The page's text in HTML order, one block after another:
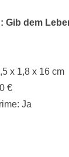
Gib dem
x 1,8 x 16 cm
€
Ja